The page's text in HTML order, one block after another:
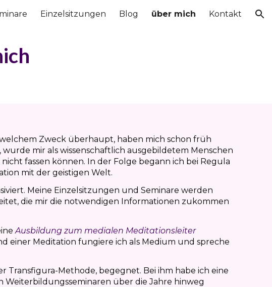
to navigationEinzelsitzungen Blog über mich Kontakt
Zweck überhaupt, haben mich schon früh
mir als wissenschaftlich ausgebildetem Menschen
fassen können. In der Folge begann ich bei Regula
mit der geistigen Welt.
Meine Einzelsitzungen und Seminare werden
die mir die notwendigen Informationen zukommen
Ausbildung zum medialen Meditationsleiter
einer Meditation fungiere ich als Medium und spreche
Transfigura-Methode, begegnet. Bei ihm habe ich eine
über die Jahre hinweg